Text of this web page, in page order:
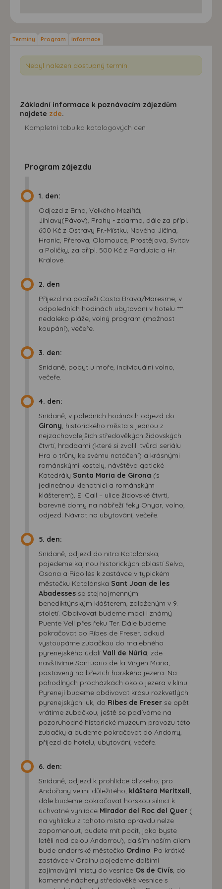
Termíny Program Informace
Nebyl nalezen dostupný termín.
Základní informace k poznávacím zájezdům
najdete zde.
Kompletní tabulka katalogových cen
Program zájezdu
1. den:
Odjezd z Brna, Velkého Meziříčí,
Jihlavy(Pávov), Prahy - zdarma, dále za přípl.
600 Kč z Ostravy Fr.-Místku, Nového Jičína,
Hranic, Přerova, Olomouce, Prostějova, Svitav
a Poličky, za přípl. 500 Kč z Pardubic a Hr.
Králové.
2. den
Příjezd na pobřeží Costa Brava/Maresme, v
odpoledních hodinách ubytování v hotelu ***
nedaleko pláže, volný program (možnost
koupání), večeře.
3. den:
Snídaně, pobyt u moře, individuální volno,
večeře.
4. den:
Snídaně, v poledních hodinách odjezd do
Girony , historického města s jednou z
nejzachovalejších středověkých židovských
čtvrtí, hradbami (které si zvolili tvůrci seriálu
Hra o trůny ke svému natáčení) a krásnými
románskými kostely, návštěva gotické
Katedrály Santa Maria de Girona (s
jedinečnou klenotnicí a románským
klášterem), El Call – ulice židovské čtvrti,
barevné domy na nábřeží řeky Onyar, volno,
odjezd. Návrat na ubytování, večeře.
5. den:
Snídaně, odjezd do nitra Katalánska,
pojedeme kajinou historických oblastí Selva,
Osona a Ripollés k zastávce v typickém
městečku Katalánska Sant Joan de les
Abadesses se stejnojmenným
benediktýnským klášterem, založeným v 9.
století. Obdivovat budeme moci i známý
Puente Vell přes řeku Ter. Dále budeme
pokračovat do Ribes de Freser, odkud
vystoupáme zubačkou do malebného
pyrenejského údolí Vall de Núria , zde
navštívíme Santuario de la Virgen Maria,
postavený na březích horského jezera. Na
pohodlných procházkách okolo jezera v klínu
Pyrenejí budeme obdivovat krásu rozkvetlých
pyrenejských luk, do Ribes de Freser se opět
vrátíme zubačkou, ještě se podíváme na
pozoruhodné historické muzeum provozu této
zubačky a budeme pokračovat do Andorry,
příjezd do hotelu, ubytování, večeře.
6. den:
Snídaně, odjezd k prohlídce blízkého, pro
Andořany velmi důležitého, kláštera Meritxell
dále budeme pokračovat horskou silnicí k
úchvatné vyhlídce Mirador del Roc del Quer (
na vyhlídku z tohoto místa opravdu nelze
zapomenout, budete mít pocit, jako byste
letěli nad celou Andorrou), dalším naším cílem
bude andorrské městečko Ordino . Po krátké
zastávce v Ordinu pojedeme dalšími
zajímavými místy do vesnice Os de Civís , do
kamenné nádhery středověké vesnice s